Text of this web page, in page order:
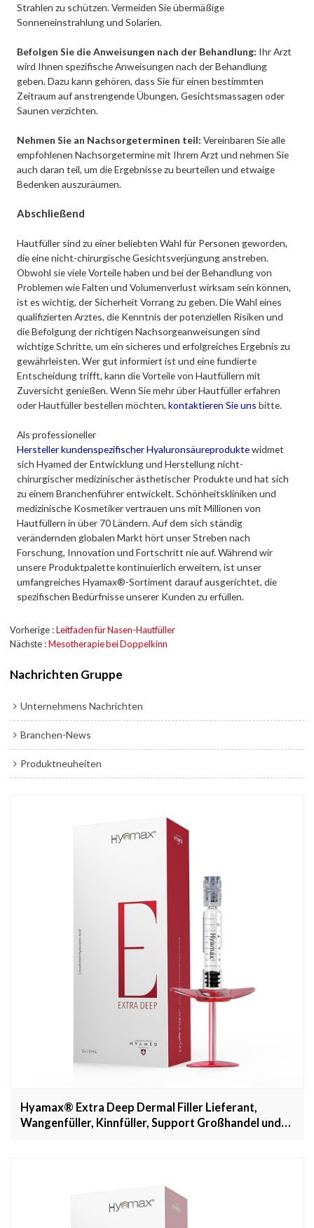
Strahlen zu schützen. Vermeiden Sie übermäßige
Sonneneinstrahlung und Solarien.
Befolgen Sie die Anweisungen nach der Behandlung: Ihr Arzt
wird Ihnen spezifische Anweisungen nach der Behandlung
geben. Dazu kann gehören, dass Sie für einen bestimmten
Zeitraum auf anstrengende Übungen, Gesichtsmassagen oder
Saunen verzichten.
Nehmen Sie an Nachsorgeterminen teil: Vereinbaren Sie alle
empfohlenen Nachsorgetermine mit Ihrem Arzt und nehmen Sie
auch daran teil, um die Ergebnisse zu beurteilen und etwaige
Bedenken auszuräumen.
Abschließend
Hautfüller sind zu einer beliebten Wahl für Personen geworden,
die eine nicht-chirurgische Gesichtsverjüngung anstreben.
Obwohl sie viele Vorteile haben und bei der Behandlung von
Problemen wie Falten und Volumenverlust wirksam sein können,
ist es wichtig, der Sicherheit Vorrang zu geben. Die Wahl eines
qualifizierten Arztes, die Kenntnis der potenziellen Risiken und
die Befolgung der richtigen Nachsorgeanweisungen sind
wichtige Schritte, um ein sicheres und erfolgreiches Ergebnis zu
gewährleisten. Wer gut informiert ist und eine fundierte
Entscheidung trifft, kann die Vorteile von Hautfüllern mit
Zuversicht genießen. Wenn Sie mehr über Hautfüller erfahren
oder Hautfüller bestellen möchten,kontaktieren Sie uns bitte.
Als professioneller
Hersteller kundenspezifischer Hyaluronsäureproduktewidmet
sich Hyamed der Entwicklung und Herstellung nicht-
chirurgischer medizinischer ästhetischer Produkte und hat sich
zu einem Branchenführer entwickelt. Schönheitskliniken und
medizinische Kosmetiker vertrauen uns mit Millionen von
Hautfüllern in über 70 Ländern. Auf dem sich ständig
verändernden globalen Markt hört unser Streben nach
Forschung, Innovation und Fortschritt nie auf. Während wir
unsere Produktpalette kontinuierlich erweitern, ist unser
umfangreiches Hyamax®-Sortiment darauf ausgerichtet, die
spezifischen Bedürfnisse unserer Kunden zu erfüllen.
Vorherige Leitfaden für Nasen-Hautfüller
Nächste Mesotherapie bei Doppelkinn
Nachrichten Gruppe
Unternehmens Nachrichten
Branchen-News
Produktneuheiten
Hyamax® Extra Deep Dermal Filler Lieferant,
Wangenfüller, Kinnfüller, Support Großhandel und